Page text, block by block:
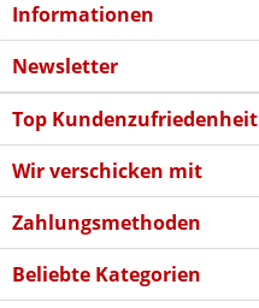
Informationen
Newsletter
Top Kundenzufriedenheit
Wir verschicken mit
Zahlungsmethoden
Beliebte Kategorien